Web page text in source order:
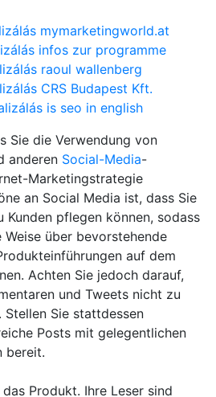
mymarketingworld.at
infos zur programme
raoul wallenberg
CRS Budapest Kft.
is seo in english
Sie die Verwendung von
anderen Social-Media-
Marketingstrategie
an Social Media ist, dass Sie
Kunden pflegen können, sodass
über bevorstehende
auf dem
Achten Sie jedoch darauf,
und Tweets nicht zu
Stellen Sie stattdessen
Posts mit gelegentlichen
bereit.
Produkt. Ihre Leser sind